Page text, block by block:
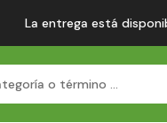
La entrega está